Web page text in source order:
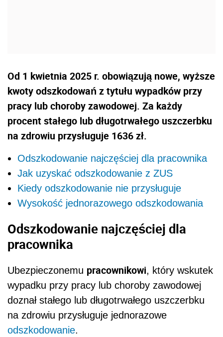
Od 1 kwietnia 2025 r. obowiązują nowe, wyższe
kwoty odszkodowań z tytułu wypadków przy
pracy lub choroby zawodowej. Za każdy
procent stałego lub długotrwałego uszczerbku
na zdrowiu przysługuje 1636 zł.
Odszkodowanie najczęściej dla pracownika
Jak uzyskać odszkodowanie z ZUS
Kiedy odszkodowanie nie przysługuje
Wysokość jednorazowego odszkodowania
Odszkodowanie najczęściej dla
pracownika
Ubezpieczonemu pracownikowi, który wskutek
wypadku przy pracy lub choroby zawodowej
doznał stałego lub długotrwałego uszczerbku
na zdrowiu przysługuje jednorazowe
odszkodowanie.